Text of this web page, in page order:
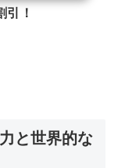
引！
と世界的な